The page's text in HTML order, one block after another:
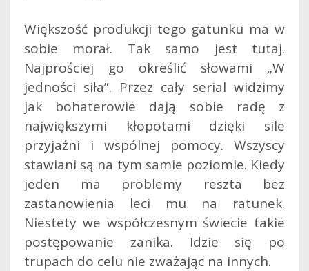
Większość produkcji tego gatunku ma w
sobie morał. Tak samo jest tutaj.
Najprościej go określić słowami „W
jedności siła”. Przez cały serial widzimy
jak bohaterowie dają sobie radę z
największymi kłopotami dzięki sile
przyjaźni i wspólnej pomocy. Wszyscy
stawiani są na tym samie poziomie. Kiedy
jeden ma problemy reszta bez
zastanowienia leci mu na ratunek.
Niestety we współczesnym świecie takie
postępowanie zanika. Idzie się po
trupach do celu nie zważając na innych.